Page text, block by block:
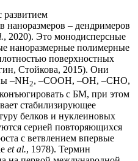
развитием
наноразмеров – дендримеров
, 2020). Это монодисперсные
наноразмерные полимерные
поверхностных
Стойкова, 2015). Они
–NH2, –COOH, –OH, –СНО,
с БМ, при этом
стабилизирующее
белков и нуклеиновых
серией повторяющихся
с ветвлением впервые
et al., 1978). Термин